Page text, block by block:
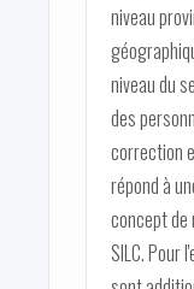
niveau
niveau du
des
correction
répond à
concept de
SILC. Pour